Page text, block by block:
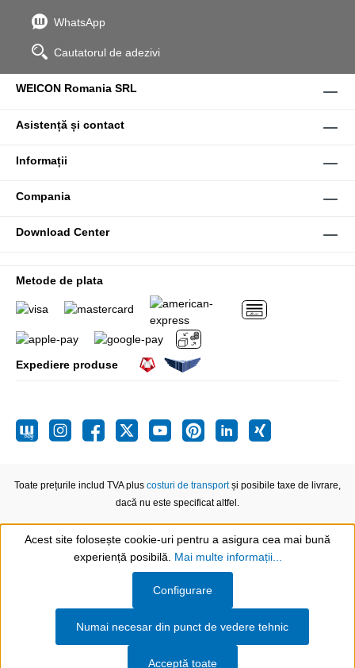
WhatsApp
Cautatorul de adezivi
WEICON Romania SRL
Asistență și contact
Informații
Compania
Download Center
Metode de plata
Expediere produse
Toate prețurile includ TVA plus costuri de transportși posibile taxe de livrare,
dacă nu este specificat altfel.
Acest site folosește cookie-uri pentru a asigura cea mai bună
experiență posibilă. Mai multe informații...
Numai necesar din punct de vedere tehnic
Configurare
Acceptă toate